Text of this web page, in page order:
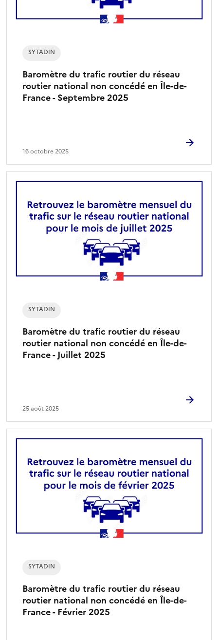
Baromètre du trafic routier du réseau
routier national non concédé en Île-de-
France - Septembre 2025
SYTADIN
16 octobre 2025
Baromètre du trafic routier du réseau
routier national non concédé en Île-de-
France - Juillet 2025
SYTADIN
25 août 2025
Baromètre du trafic routier du réseau
routier national non concédé en Île-de-
France - Février 2025
SYTADIN